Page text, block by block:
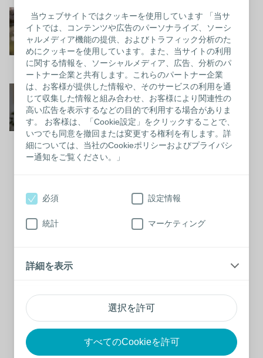
当ウェブサイトではクッキーを使用しています 「当サ
イトでは、コンテンツや広告のパーソナライズ、ソーシ
ャルメディア機能の提供、およびトラフィック分析のた
めにクッキーを使用しています。また、当サイトの利用
に関する情報を、ソーシャルメディア、広告、分析のパ
ートナー企業と共有します。これらのパートナー企業
は、お客様が提供した情報や、そのサービスの利用を通
じて収集した情報と組み合わせ、お客様により関連性の
高い広告を表示するなどの目的で利用する場合がありま
す。 お客様は、「Cookie設定」をクリックすることで、
いつでも同意を撤回または変更する権利を有します。詳
細については、当社のCookieポリシーおよびプライバシ
ー通知をご覧ください。」
選択を許可
すべてのCookieを許可
必須 設定情報
統計 マーケティング
詳細を表示
So you can be you（あ
なたらしさをサポート
するために）
動画を観る
Working at Coloplast-コ
ロプラストではたらく